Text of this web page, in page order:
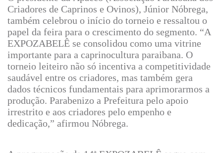
Criadores de Caprinos e Ovinos), Júnior Nóbrega,
também celebrou o início do torneio e ressaltou o
papel da feira para o crescimento do segmento. “A
EXPOZABELÊ se consolidou como uma vitrine
importante para a caprinocultura paraibana. O
torneio leiteiro não só incentiva a competitividade
saudável entre os criadores, mas também gera
dados técnicos fundamentais para aprimorarmos a
produção. Parabenizo a Prefeitura pelo apoio
irrestrito e aos criadores pelo empenho e
dedicação,” afirmou Nóbrega.